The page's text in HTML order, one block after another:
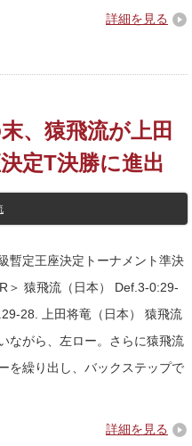
詳細を見る
、猿飛流が上田
定T決勝に進出
暫定王座決定トーナメント準決
＞ 猿飛流（日本） Def.3-0:29-
28. 上田将竜（日本） 猿飛流
ながら、左ロー。さらに猿飛流
を繰り出し、バックステップで
詳細を見る